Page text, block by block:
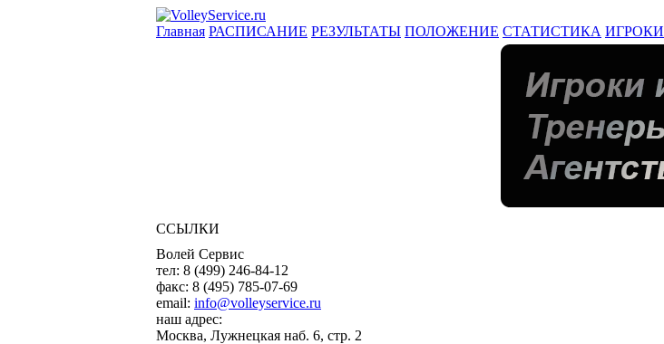
Главная РАСПИСАНИЕ РЕЗУЛЬТАТЫ ПОЛОЖЕНИЕ СТАТИСТИКА ИГРОКИ
ССЫЛКИ
Волей Сервис
тел: 8 (499) 246-84-12
факс: 8 (495) 785-07-69
email: info@volleyservice.ru
наш адрес:
Москва, Лужнецкая наб. 6, стр. 2